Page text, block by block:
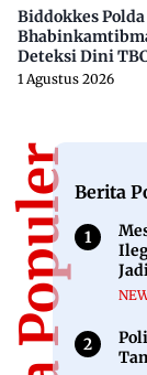
Biddokkes
Deteksi Dini
1 Agustus 2026
Berita